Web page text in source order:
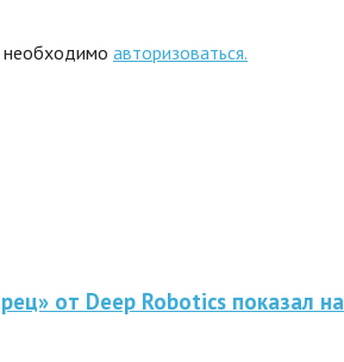
необходимо авторизоваться.
от Deep Robotics показал